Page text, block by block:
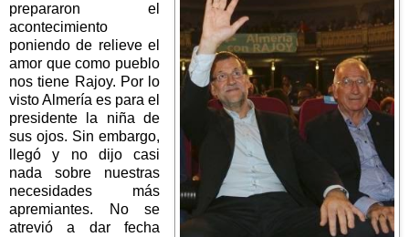
prepararon el
acontecimiento
poniendo de relieve el
amor que como pueblo
nos tiene Rajoy. Por lo
visto Almería es para el
presidente la niña de
sus ojos. Sin embargo,
llegó y no dijo casi
nada sobre nuestras
necesidades más
apremiantes. No se
atrevió a dar fecha